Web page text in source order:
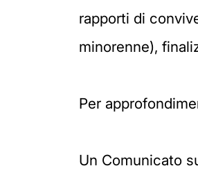
rapporti di
minorenne),
Per
Un Comunicato